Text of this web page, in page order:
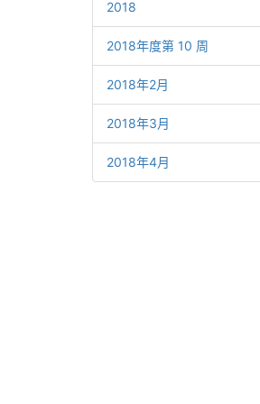
2018
2018年度第 10 周
2018年2月
2018年3月
2018年4月